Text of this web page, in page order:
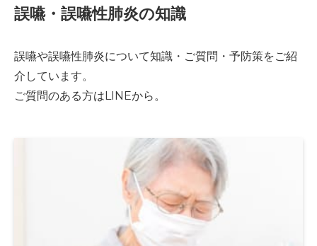
誤嚥・誤嚥性肺炎の知識
誤嚥や誤嚥性肺炎について知識・ご質問・予防策をご紹
介しています。
ご質問のある方はLINEから。